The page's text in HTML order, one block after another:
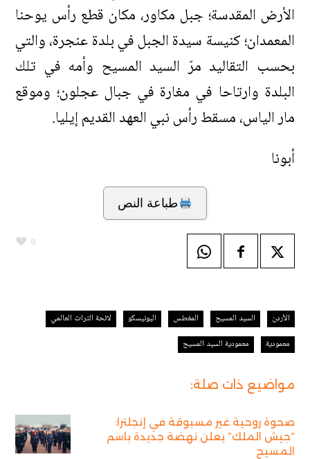
الأرض المقدسة؛ جبل مكاور، مكان قطع رأس يوحنا
المعمدان؛ كنيسة سيدة الجبل في بلدة عنجرة، والتي
بحسب التقاليد مرّ السيد المسيح وأمه في تلك
البلدة وارتاحا في مغارة في جبال عجلون؛ وموقع
مار الياس، مسقط رأس نبي العهد القديم إيليا.
أبونا
طباعة النص
0
الأردن السيد المسيح المغطس اليونيسكو
لائحة التراث العالمي
معمودية
معمودية السيد المسيح
مواضيع ذات صلة:
صحوة روحية غير مسبوقة في إنجلترا:
“جيش الملك” يعلن نهضة جديدة باسم
المسيح